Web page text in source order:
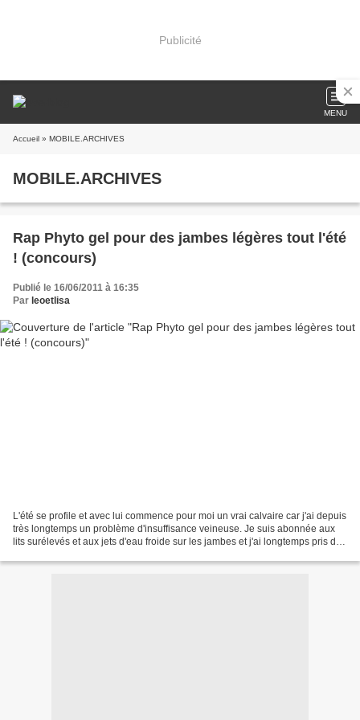
Publicité
MENU
Accueil » MOBILE.ARCHIVES
MOBILE.ARCHIVES
Rap Phyto gel pour des jambes légères tout l'été
! (concours)
Publié le 16/06/2011 à 16:35
Par leoetlisa
L'été se profile et avec lui commence pour moi un vrai calvaire car j'ai depuis
très longtemps un problème d'insuffisance veineuse. Je suis abonnée aux
lits surélevés et aux jets d'eau froide sur les jambes et j'ai longtemps pris des